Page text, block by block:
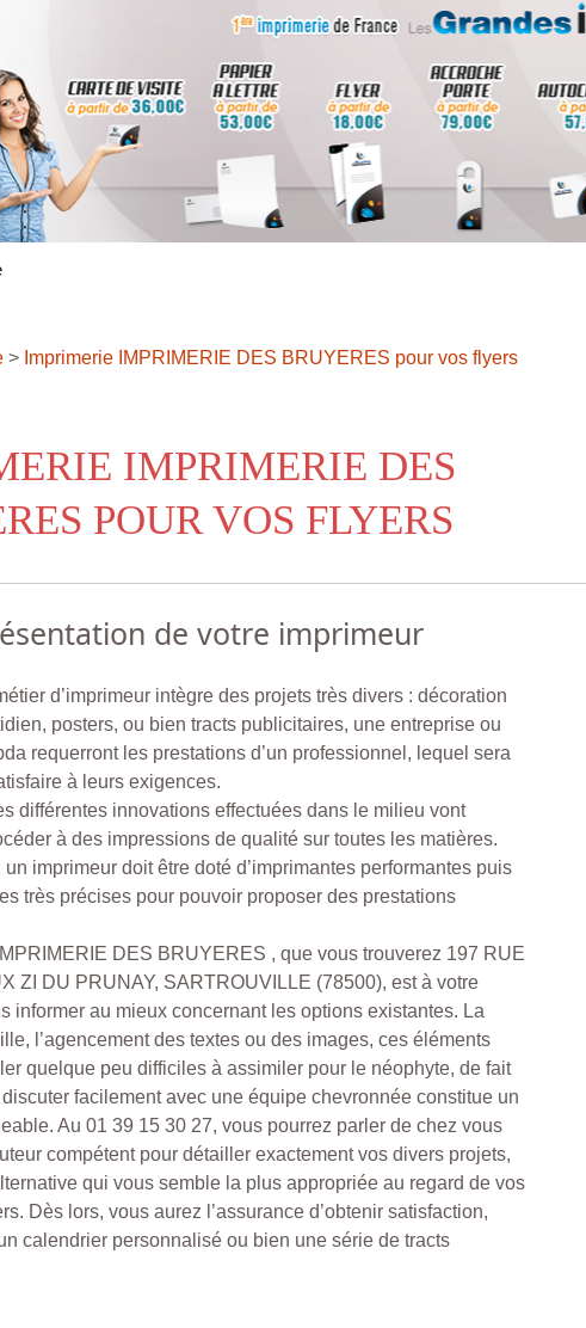
> Imprimerie IMPRIMERIE DES BRUYERES pour vos flyers
IMPRIMERIE DES
POUR VOS FLYERS
de votre imprimeur
d’imprimeur intègre des projets très divers : décoration
posters, ou bien tracts publicitaires, une entreprise ou
requerront les prestations d’un professionnel, lequel sera
à leurs exigences.
différentes innovations effectuées dans le milieu vont
à des impressions de qualité sur toutes les matières.
un imprimeur doit être doté d’imprimantes performantes puis
très précises pour pouvoir proposer des prestations
DES BRUYERES , que vous trouverez 197 RUE
ZI DU PRUNAY, SARTROUVILLE (78500), est à votre
informer au mieux concernant les options existantes. La
l’agencement des textes ou des images, ces éléments
quelque peu difficiles à assimiler pour le néophyte, de fait
facilement avec une équipe chevronnée constitue un
Au 01 39 15 30 27, vous pourrez parler de chez vous
compétent pour détailler exactement vos divers projets,
qui vous semble la plus appropriée au regard de vos
Dès lors, vous aurez l’assurance d’obtenir satisfaction,
calendrier personnalisé ou bien une série de tracts